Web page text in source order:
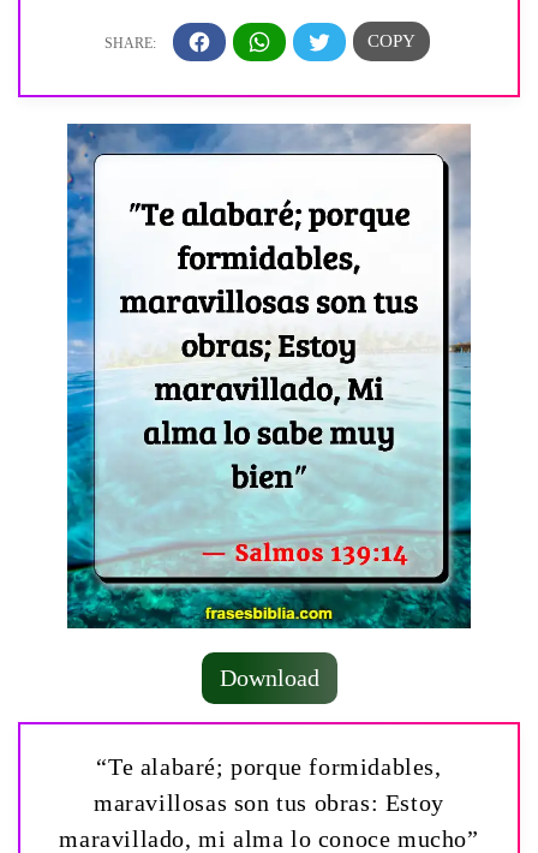
Download
“Te alabaré; porque formidables,
maravillosas son tus obras: Estoy
maravillado, mi alma lo conoce mucho”